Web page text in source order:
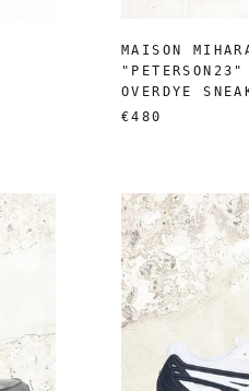
MAISON
OVERDYE
€480